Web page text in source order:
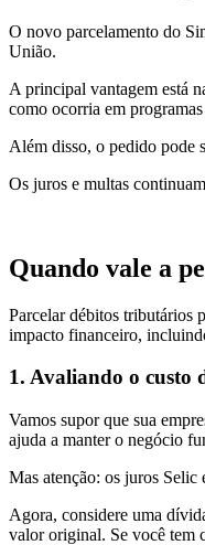
O novo parcelamento do
União.
A principal vantagem está
como ocorria em
Além disso, o pedido pode
Os juros e multas
Quando vale a
Parcelar débitos tributários
impacto financeiro,
1. Avaliando o custo
Vamos supor que sua
ajuda a manter o negócio
Mas atenção: os juros
Agora, considere uma
valor original. Se você tem